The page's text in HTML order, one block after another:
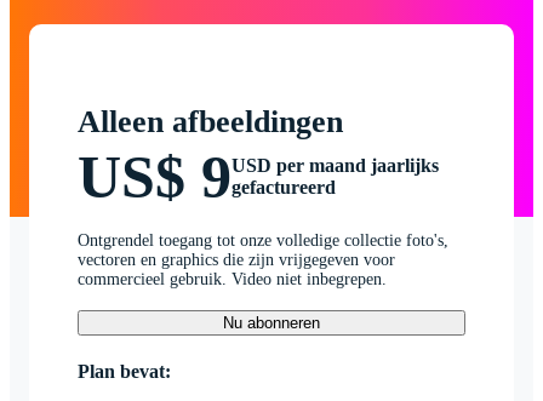
Alleen afbeeldingen
US$ 9USD per maand jaarlijks
gefactureerd
Ontgrendel toegang tot onze volledige collectie foto's,
vectoren en graphics die zijn vrijgegeven voor
commercieel gebruik. Video niet inbegrepen.
Nu abonneren
Plan bevat: